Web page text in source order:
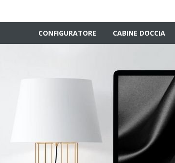
CONFIGURATORE CABINE DOCCIA